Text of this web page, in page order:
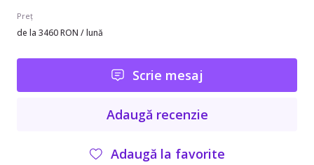
Preț
de la 3460 RON / lună
Scrie mesaj
Adaugă recenzie
Adaugă la favorite